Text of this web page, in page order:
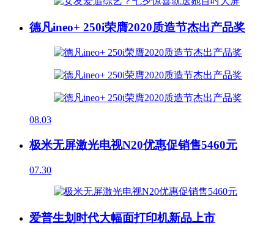
德凡ineo+ 250i荣膺2020质造节杰出产品奖
08.03
极米无屏激光电视N20优惠促销售5460元
07.30
爱普生划时代大幅面打印机新品上市